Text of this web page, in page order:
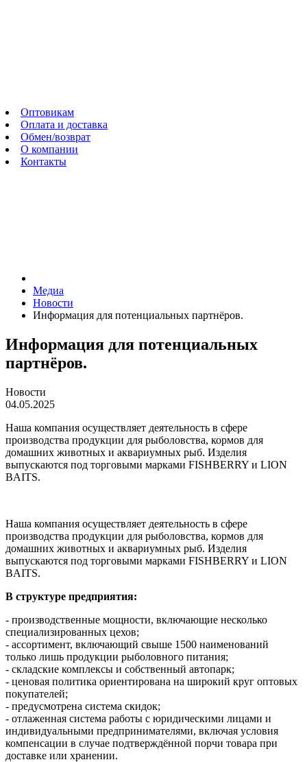
Оптовикам
Оплата и доставка
Обмен/возврат
О компании
Контакты
Медиа
Новости
Информация для потенциальных партнёров.
Информация для потенциальных
партнёров.
Новости
04.05.2025
Наша компания осуществляет деятельность в сфере
производства продукции для рыболовства, кормов для
домашних животных и аквариумных рыб. Изделия
выпускаются под торговыми марками FISHBERRY и LION
BAITS.
Наша компания осуществляет деятельность в сфере
производства продукции для рыболовства, кормов для
домашних животных и аквариумных рыб. Изделия
выпускаются под торговыми марками FISHBERRY и LION
BAITS.
В структуре предприятия:
- производственные мощности, включающие несколько
специализированных цехов;
- ассортимент, включающий свыше 1500 наименований
только лишь продукции рыболовного питания;
- складские комплексы и собственный автопарк;
- ценовая политика ориентирована на широкий круг оптовых
покупателей;
- предусмотрена система скидок;
- отлаженная система работы с юридическими лицами и
индивидуальными предпринимателями, включая условия
компенсации в случае подтверждённой порчи товара при
доставке или хранении.